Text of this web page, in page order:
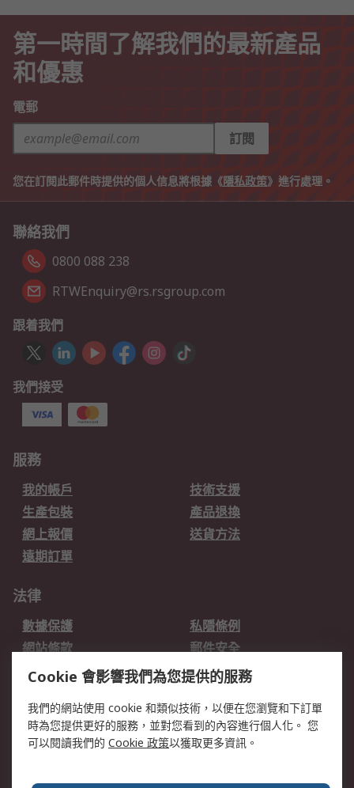
第一時間了解我們的最新產品
和優惠
電郵
訂閱
您在訂閱此郵件時提供的個人信息將根據《隱私政策》進行處理。
聯絡我們
0800 088 238
RTWEnquiry@rs.rsgroup.com
跟着我們
我們接受
服務
我的帳戶
技術支援
生產包裝
產品退換
網上報價
送貨方法
遠期訂單
法律
數據保護
私隱條例
網站條款
郵件安全
销售条款和条件
關於RS
RS的歷史
關於RS
加入我們
新聞中心
Cookie 會影響我們為您提供的服務
我們的網站使用 cookie 和類似技術，以便在您瀏覽和下訂單
時為您提供更好的服務，並對您看到的內容進行個人化。 您
可以閱讀我們的 Cookie 政策以獲取更多資訊。